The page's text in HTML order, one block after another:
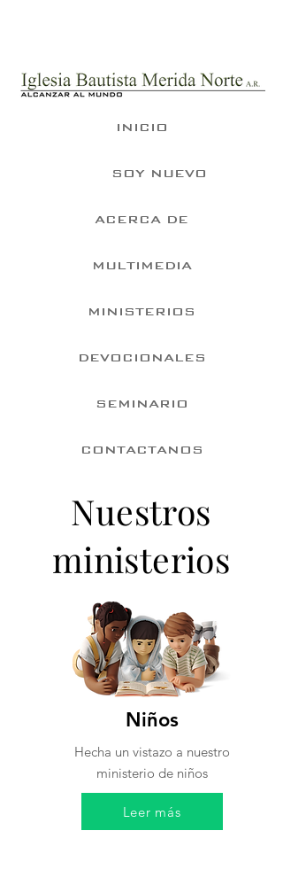
INICIO
SOY NUEVO
ACERCA DE
MULTIMEDIA
MINISTERIOS
DEVOCIONALES
SEMINARIO
CONTACTANOS
Nuestros
ministerios
Niños
Hecha un vistazo a nuestro
ministerio de niños
Leer más